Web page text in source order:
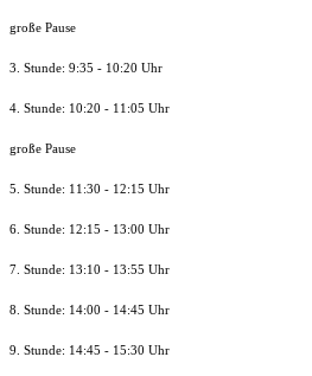
große Pause
3. Stunde: 9:35 - 10:20 Uhr
4. Stunde: 10:20 - 11:05 Uhr
große Pause
5. Stunde: 11:30 - 12:15 Uhr
6. Stunde: 12:15 - 13:00 Uhr
7. Stunde: 13:10 - 13:55 Uhr
8. Stunde: 14:00 - 14:45 Uhr
9. Stunde: 14:45 - 15:30 Uhr